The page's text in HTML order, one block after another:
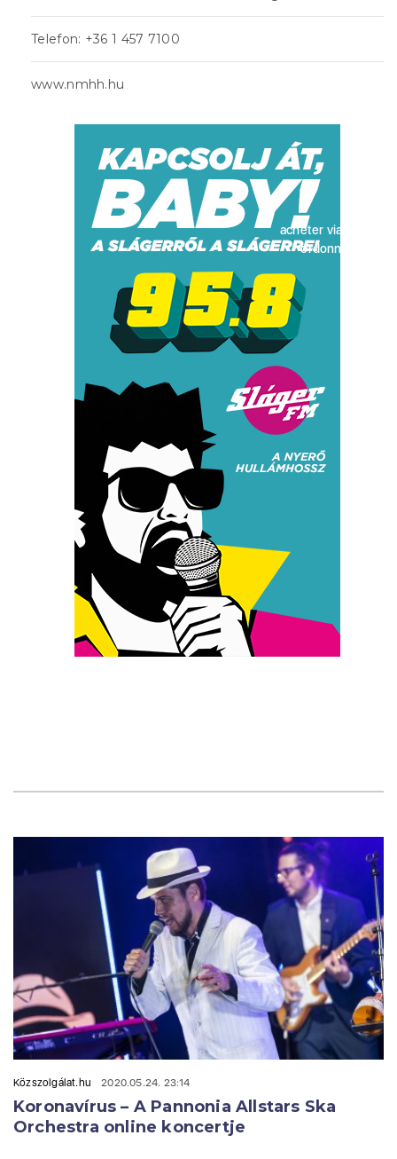
Telefon: +36 1 457 7100
www.nmhh.hu
Közszolgálat.hu 2020.05.24. 23:14
Koronavírus – A Pannonia Allstars Ska
Orchestra online koncertje
acheter viagra sans
ordonnance